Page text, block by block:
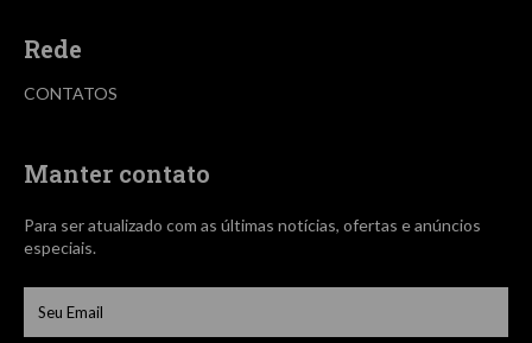
Rede
CONTATOS
Manter contato
Para ser atualizado com as últimas notícias, ofertas e anúncios
especiais.